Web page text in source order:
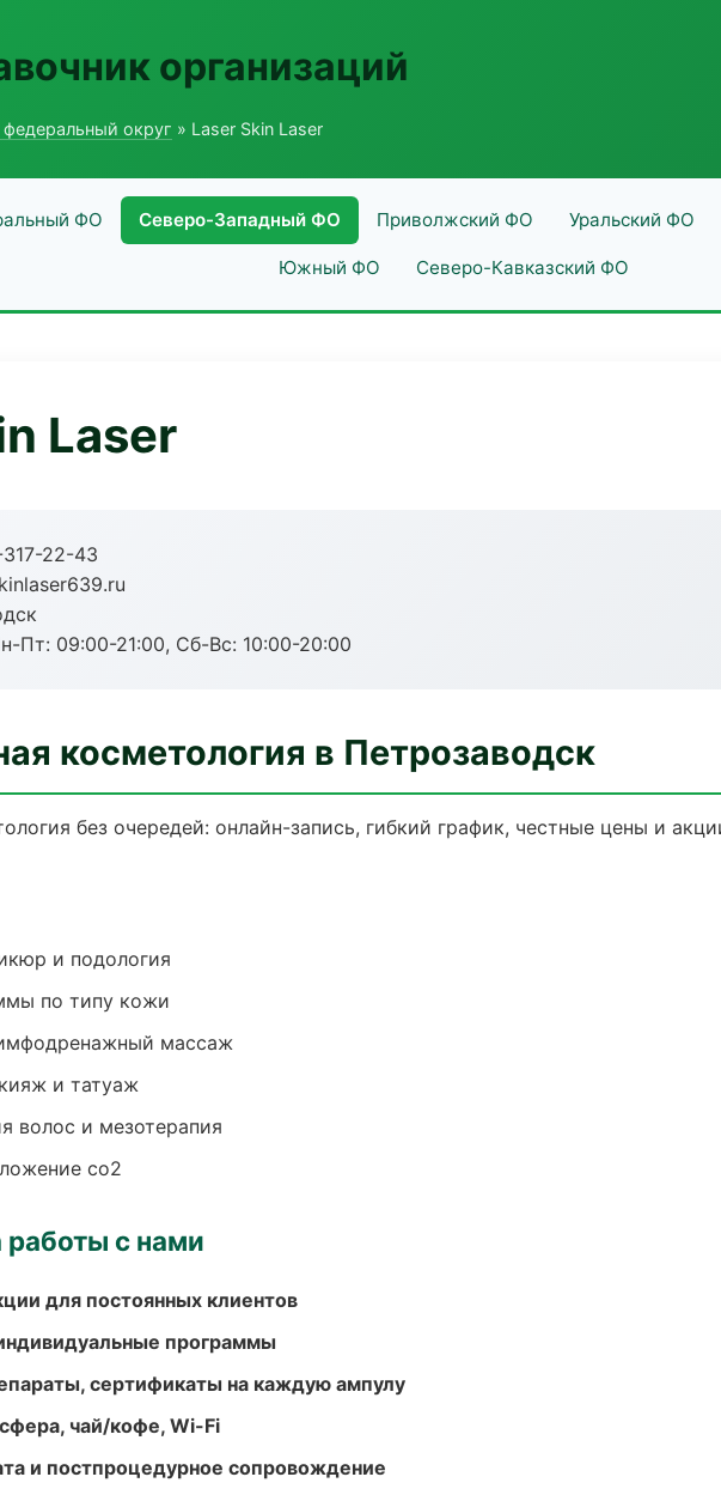
организаций
округ » Laser Skin Laser
ФО Северо-Западный ФО Приволжский ФО Уральский ФО
Южный ФО Северо-Кавказский ФО
Laser
22-43
Пт: 09:00-21:00, Сб-Вс: 10:00-20:00
косметология в Петрозаводск
без очередей: онлайн-запись, гибкий график, честные цены и
и подология
по типу кожи
массаж
и татуаж
волос и мезотерапия
co2
с нами
для постоянных клиентов
программы
сертификаты на каждую ампулу
чай/кофе, Wi-Fi
и постпроцедурное сопровождение